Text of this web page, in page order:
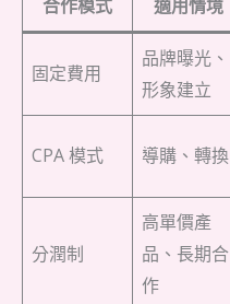
合作模式 適用情境
固定費用
品牌曝光、
形象建立
CPA 模式 導購、轉換
分潤制
高單價產
品、長期合
作